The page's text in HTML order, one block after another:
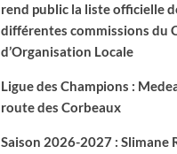
rend public la liste officielle
différentes commissions du
d’Organisation Locale
Ligue des Champions :
route des Corbeaux
Saison 2026-2027 : Slimane